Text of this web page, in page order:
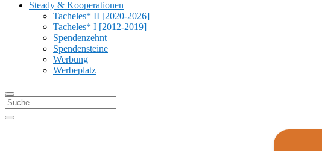
Steady & Kooperationen
Tacheles* II [2020-2026]
Tacheles* I [2012-2019]
Spendenzehnt
Spendensteine
Werbung
Werbeplatz